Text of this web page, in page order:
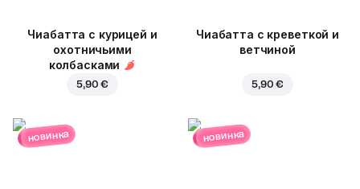
Чиабатта с курицей и
охотничьими
колбасками
5,90 €
Чиабатта с креветкой и
ветчиной
5,90 €
новинка новинка